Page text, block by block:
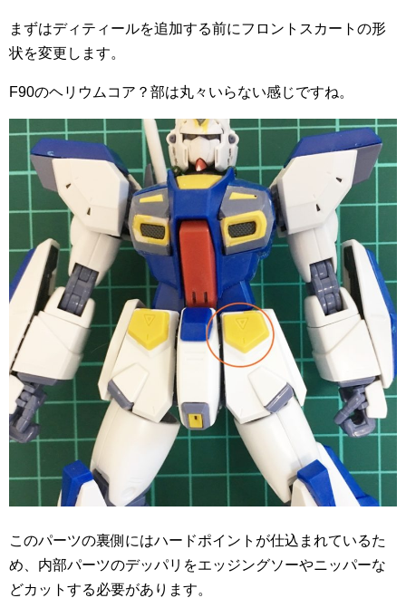
まずはディティールを追加する前にフロントスカートの形
状を変更します。
F90のヘリウムコア？部は丸々いらない感じですね。
このパーツの裏側にはハードポイントが仕込まれているた
め、内部パーツのデッパリをエッジングソーやニッパーな
どカットする必要があります。